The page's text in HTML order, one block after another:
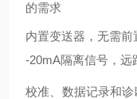
的需求
内置变送器，无需
-20mA隔离信号，远
校准、数据记录和